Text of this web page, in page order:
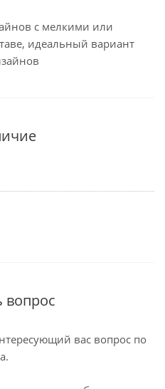
с мелкими или
идеальный вариант
вопрос
вас вопрос по